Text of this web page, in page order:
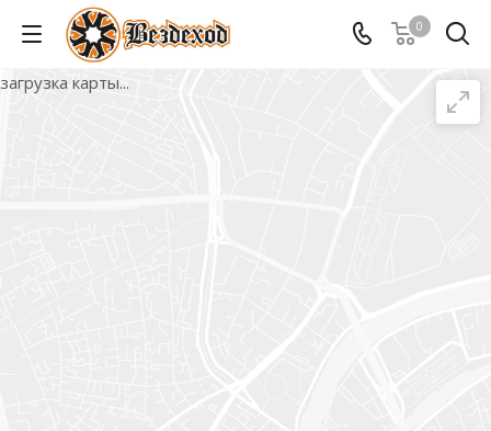
0
загрузка карты...